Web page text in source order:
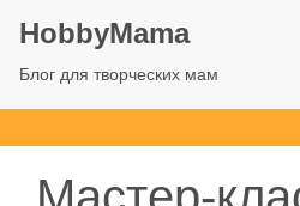
HobbyMama
Блог для творческих мам